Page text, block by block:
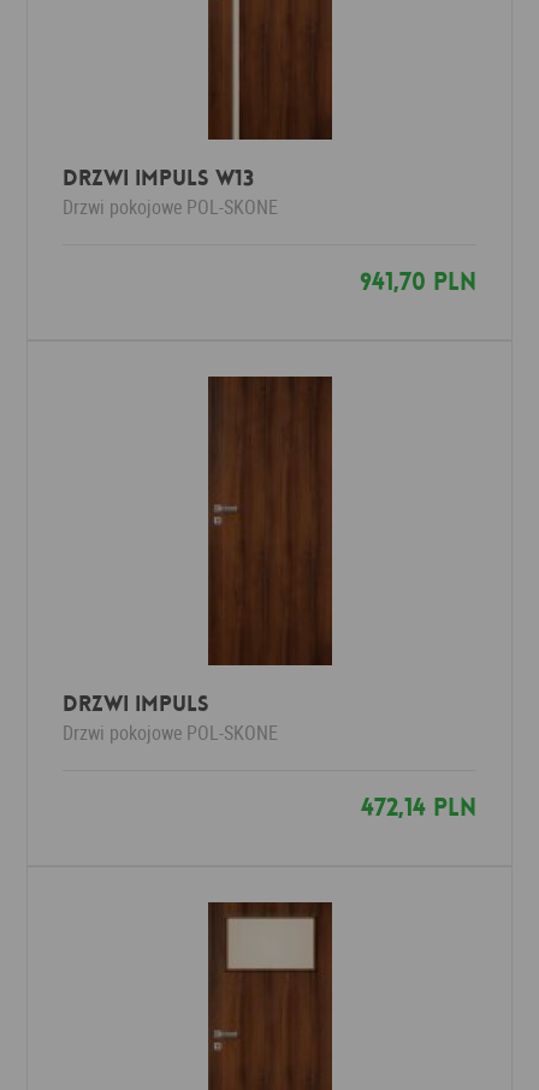
Drzwi Impuls W13
Drzwi pokojowe POL-SKONE
941,70 PLN
Drzwi Impuls
Drzwi pokojowe POL-SKONE
472,14 PLN